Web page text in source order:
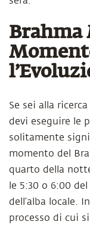
Brahma
Se sei alla
devi eseguire le
solitamente
momento del
quarto della
le 5:30 o 6:00
dell’alba locale.
processo di cui